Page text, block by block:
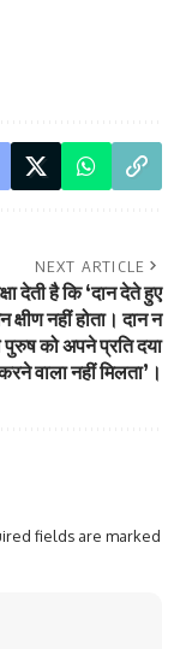
NEXT ARTICLE
देती है कि ‘दान देते हुए
क्षीण नहीं होता। दान न
पुरुष को अपने प्रति दया
वाला नहीं मिलता’।
fields are marked